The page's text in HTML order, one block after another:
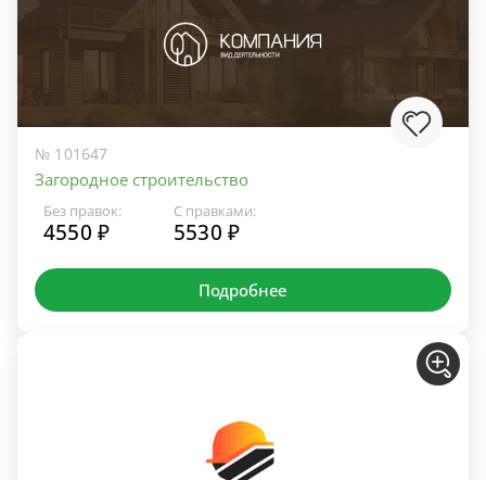
№ 101647
Загородное строительство
Без правок:
4550 ₽
С правками:
5530 ₽
Подробнее